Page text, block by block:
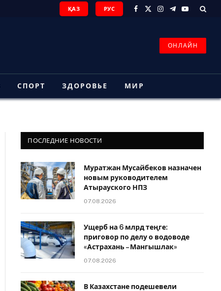
ҚАЗ РУС
Facebook
X
Instagram
Telegram
YouTube
ОНЛАЙН
СПОРТ ЗДОРОВЬЕ МИР
ПОСЛЕДНИЕ НОВОСТИ
Муратжан Мусайбеков назначен
новым руководителем
Атырауского НПЗ
07.08.2026
Ущерб на 6 млрд теңге:
приговор по делу о водоводе
«Астрахань – Мангышлак»
07.08.2026
В Казахстане подешевели